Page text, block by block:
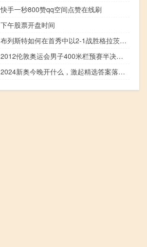
快手一秒800赞qq空间点赞在线刷
下午股票开盘时间
布列斯特如何在首秀中以2-1战胜格拉茨Sturm？
2012伦敦奥运会男子400米栏预赛半决赛决赛 伦敦奥运会男篮半决赛
2024新奥今晚开什么，激起精选答案落实_低级版497.270